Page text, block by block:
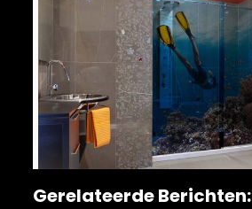
Gerelateerde Berichten: